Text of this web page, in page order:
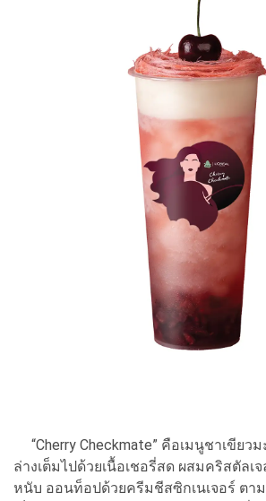
“Cherry Checkmate” คือเมนูชาเขียว
ล่างเต็มไปด้วยเนื้อเชอรี่สด ผสมคริสตัลเ
หนับ ออนท็อปด้วยครีมชีสซิกเนเจอร์ ตา